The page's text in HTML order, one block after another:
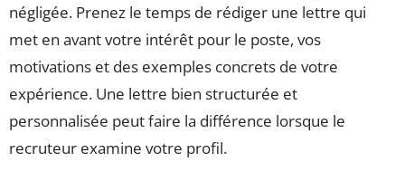
négligée. Prenez le temps de rédiger une lettre qui
met en avant votre intérêt pour le poste, vos
motivations et des exemples concrets de votre
expérience. Une lettre bien structurée et
personnalisée peut faire la différence lorsque le
recruteur examine votre profil.